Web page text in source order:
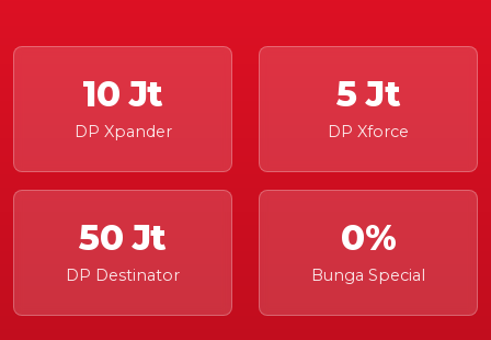
10 Jt
DP Xpander
5 Jt
DP Xforce
50 Jt
DP Destinator
0%
Bunga Special